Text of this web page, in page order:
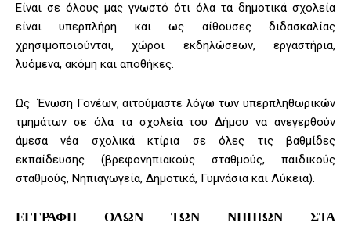
Είναι σε όλους μας γνωστό ότι όλα τα δημοτικά σχολεία
είναι υπερπλήρη και ως αίθουσες διδασκαλίας
χρησιμοποιούνται, χώροι εκδηλώσεων, εργαστήρια,
λυόμενα, ακόμη και αποθήκες.
Ως Ένωση Γονέων, αιτούμαστε λόγω των υπερπληθωρικών
τμημάτων σε όλα τα σχολεία του Δήμου να ανεγερθούν
άμεσα νέα σχολικά κτίρια σε όλες τις βαθμίδες
εκπαίδευσης (βρεφονηπιακούς σταθμούς, παιδικούς
σταθμούς, Νηπιαγωγεία, Δημοτικά, Γυμνάσια και Λύκεια).
ΕΓΓΡΑΦΗ ΟΛΩΝ ΤΩΝ ΝΗΠΙΩΝ ΣΤΑ